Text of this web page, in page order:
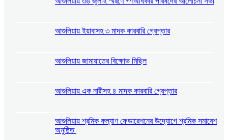
আশুলিয়ায় ইয়াবাসহ ৩ মাদক কারবারি গ্রেপ্তার
আশুলিয়ায় জামায়াতের বিক্ষোভ মিছিল
আশুলিয়ায় এক নারীসহ ৪ মাদক কারবারি গ্রেপ্তার
আশুলিয়ায় শ্রমিক কল্যাণ ফেডারেশনের উদ্যোগে শ্রমিক সমাবেশ
অনুষ্ঠিত